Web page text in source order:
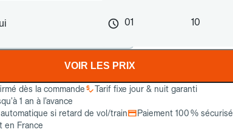
01 10
VOIR LES PRIX
dès la commande
Tarif fixe jour & nuit garanti
1 an à l’avance
si retard de vol/train
Paiement 100 % sécurisé
en France